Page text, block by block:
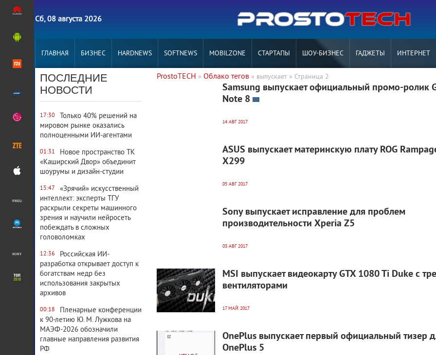
Сб, 08 августа 2026
ГЛАВНАЯ БИЗНЕС HARDNEWS SOFTNEWS MOBILZONE СТАРТАПЫ ШОУ-БИЗНЕС ГАДЖЕТЫ ИНТЕРНЕТ
ПОСЛЕДНИЕ
НОВОСТИ
17:30
Только 40% решений на
мировом рынке оказались
полноценными ИИ-агентами
01:31
Новое пространство ТК
«Каширский Двор» объединит
шоурумы и дизайн-студии
15:47
«Зрячий» искусственный
интеллект: эксперты ТГУ
раскрыли секреты машинного
зрения и научили нейросеть
побеждать в сложных
головоломках
12:36
Российская ИИ-
разработка открывает доступ к
богатствам недр без
использования закрытых
архивов
00:18
Пленарные конференции
к 90-летию Ю. М. Лужкова на
МАЭФ-2026 обозначили
главные направления развития
РФ
ProstoTECH » Облако тегов » выпускает » Страница 2
19 603 0
Samsung выпускает официальный промо-ролик
Note 8
14 АВГ 2017
ASUS выпускает материнскую плату ROG
X299
05 АВГ 2017
Sony выпускает исправление для проблем
производительности Xperia Z5
03 АВГ 2017
MSI выпускает видеокарту GTX 1080 Ti Duke с
вентиляторами
17 МАЙ 2017
OnePlus выпускает первый официальный тизер
OnePlus 5